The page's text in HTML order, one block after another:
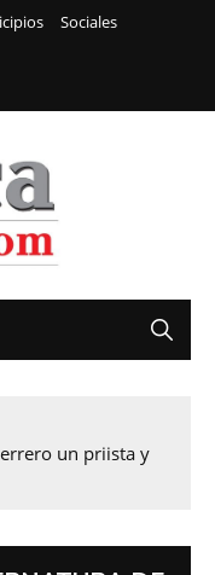
Sociales
un priista y